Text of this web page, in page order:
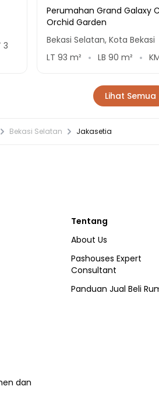
3
Perumahan Grand Galaxy
Orchid Garden
Bekasi Selatan, Kota Bekasi
LT 93 m² LB 90 m²
Lihat Semua
Bekasi Selatan Jakasetia
dan
Tentang
About Us
Pashouses Expert
Consultant
Panduan Jual Beli